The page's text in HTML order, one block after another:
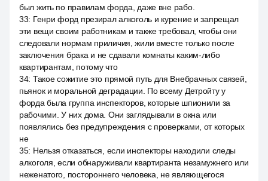
был жить по правилам форда, даже вне рабо.
33: Генри форд презирал алкоголь и курение и запрещал
эти вещи своим работникам и также требовал, чтобы они
следовали нормам приличия, жили вместе только после
заключения брака и не сдавали комнаты каким-либо
квартирантам, потому что
34: Такое сожитие это прямой путь для Внебрачных связей,
пьянок и моральной деградации. По всему Детройту у
форда была группа инспекторов, которые шпионили за
рабочими. У них дома. Они заглядывали в окна или
появлялись без предупреждения с проверками, от которых
не
35: Нельзя отказаться, если инспекторы находили следы
алкоголя, если обнаруживали квартиранта незамужнего или
неженатого, постороннего человека, не являющегося